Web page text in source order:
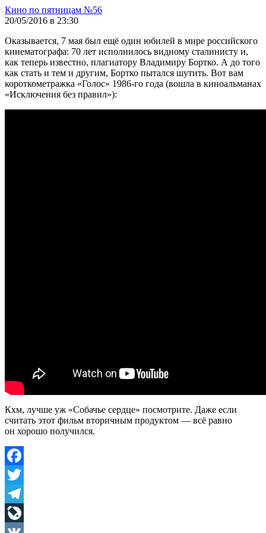
Кино по пятницам №56
20/05/2016 в 23:30
Оказывается, 7 мая был ещё один юбилей в мире российского
кинематографа: 70 лет исполнилось видному сталинисту и,
как теперь известно, плагиатору Владимиру Бортко. А до того
как стать и тем и другим, Бортко пытался шутить. Вот вам
короткометражка «Голос» 1986-го года (вошла в киноальманах
«Исключения без правил»):
Кхм, лучше уж «Собачье сердце» посмотрите. Даже если
считать этот фильм вторичным продуктом — всё равно
он хорошо получился.
Facebook
Twitter
Telegram